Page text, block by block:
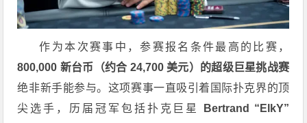
作为本次赛事中，参赛报名条件最高的比赛，
800,000 新台币（约合 24,700 美元）的超级巨星挑战赛
绝非新手能参与。这项赛事一直吸引着国际扑克界的顶
尖选手，历届冠军包括扑克巨星
Bertrand “ElkY”